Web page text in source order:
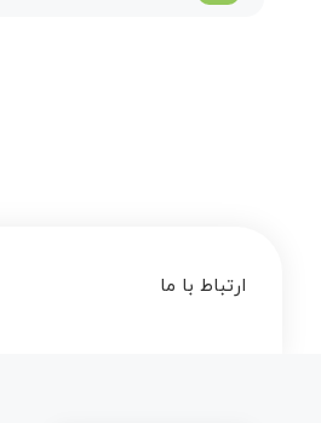
ارتباط با ما